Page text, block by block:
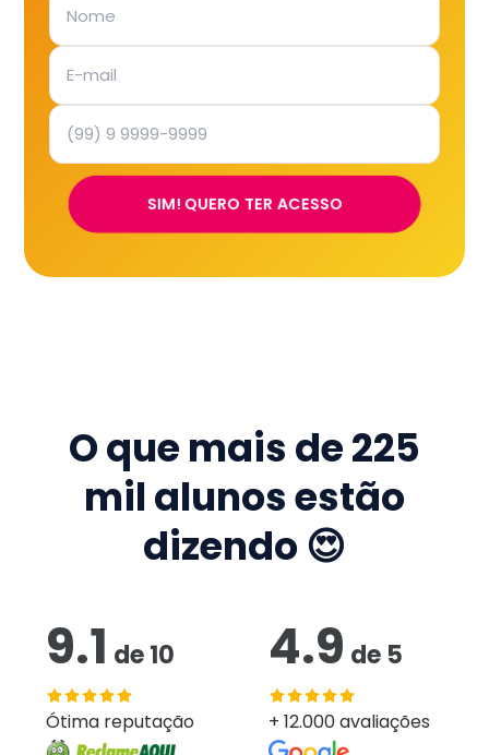
SIM! QUERO TER ACESSO
O que mais de225
mil alunos estão
dizendo 😍
9.1 de10
Ótima reputação
4.9 de 5
+ 12.000 avaliações